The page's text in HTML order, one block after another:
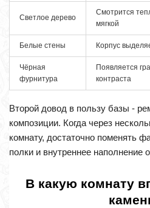
Светлое дерево
Смотрится
мягкой
Белые стены Корпус
Чёрная
фурнитура
Появляется
контраста
Второй довод в пользу базы -
композиции. Когда через
комнату, достаточно поменять
полки и внутреннее наполнение
В какую комнату